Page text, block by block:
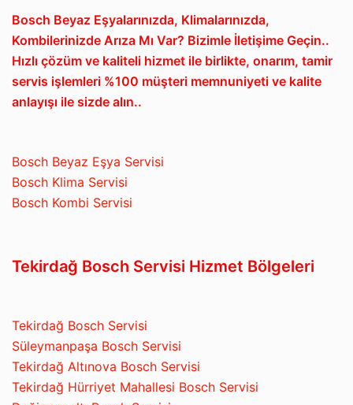
Bosch Beyaz Eşyalarınızda, Klimalarınızda,
Kombilerinizde Arıza Mı Var? Bizimle İletişime Geçin..
Hızlı çözüm ve kaliteli hizmet ile birlikte, onarım, tamir
servis işlemleri %100 müşteri memnuniyeti ve kalite
anlayışı ile sizde alın..
Bosch Beyaz Eşya Servisi
Bosch Klima Servisi
Bosch Kombi Servisi
Tekirdağ Bosch Servisi Hizmet Bölgeleri
Tekirdağ Bosch Servisi
Süleymanpaşa Bosch Servisi
Tekirdağ Altınova Bosch Servisi
Tekirdağ Hürriyet Mahallesi Bosch Servisi